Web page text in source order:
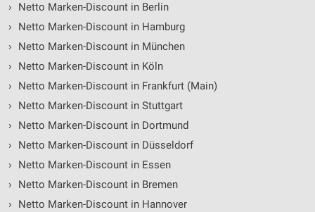
›
Netto Marken-Discount in Berlin
›
Netto Marken-Discount in Hamburg
›
Netto Marken-Discount in München
›
Netto Marken-Discount in Köln
›
Netto Marken-Discount in Frankfurt (Main)
›
Netto Marken-Discount in Stuttgart
›
Netto Marken-Discount in Dortmund
›
Netto Marken-Discount in Düsseldorf
›
Netto Marken-Discount in Essen
›
Netto Marken-Discount in Bremen
›
Netto Marken-Discount in Hannover